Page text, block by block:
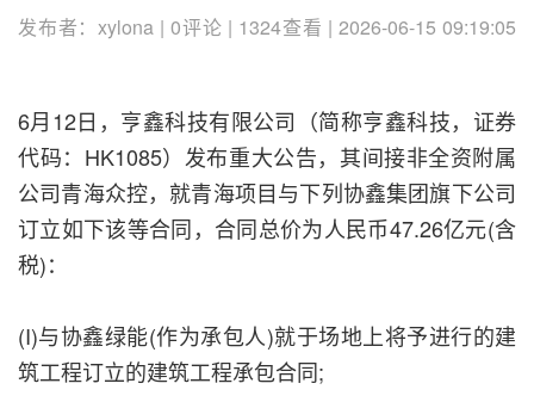
发布者：xylona | 0评论 | 1324查看 | 2026-06-15 09:19:05
6月12日，亨鑫科技有限公司（简称亨鑫科技，证券
代码：HK1085）发布重大公告，其间接非全资附属
公司青海众控，就青海项目与下列协鑫集团旗下公司
订立如下该等合同，合同总价为人民币47.26亿元(含
税)：
(I)与协鑫绿能(作为承包人)就于场地上将予进行的建
筑工程订立的建筑工程承包合同;